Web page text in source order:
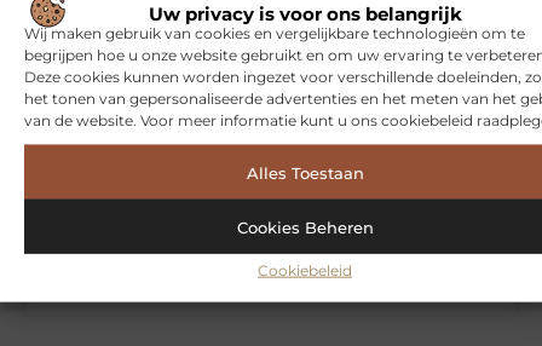
Uw privacy is voor ons belangrijk
Wij maken gebruik van cookies en vergelijkbare technologieën om te
begrijpen hoe u onze website gebruikt en om uw ervaring te
Deze cookies kunnen worden ingezet voor verschillende doeleinden,
het tonen van gepersonaliseerde advertenties en het meten van het
van de website. Voor meer informatie kunt u ons cookiebeleid
Alles Toestaan
Cookies Beheren
Cookiebeleid
WONINGEN
Hoe je jouw woning in Amsterdam beter beschermt tegen